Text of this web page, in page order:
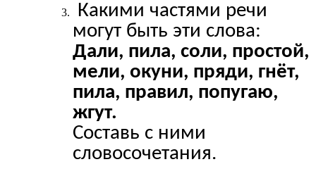
Какими частями речи
могут быть эти слова:
Дали, пила, соли, простой,
мели, окуни, пряди, гнёт,
пила, правил, попугаю,
жгут.
Составь с ними
словосочетания.